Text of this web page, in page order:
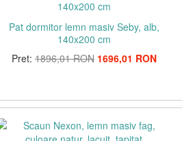
Pat dormitor lemn masiv Seby, alb,
140x200 cm
Pret: 1896,01 RON 1696,01 RON